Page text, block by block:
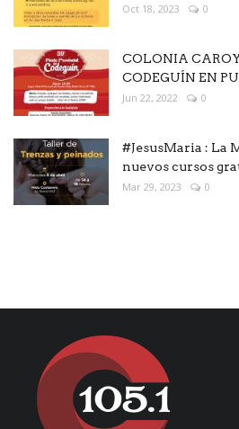
Oct 18, 2023 0
COLONIA
CODEGUÍN EN
Jun 22, 2022 0
#JesusMaria : La
nuevos cursos
Mar 29, 2023 0